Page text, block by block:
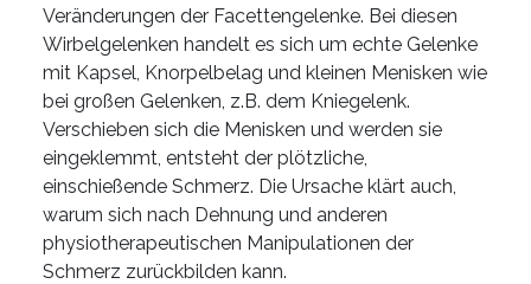
Veränderungen der Facettengelenke. Bei diesen
Wirbelgelenken handelt es sich um echte Gelenke
mit Kapsel, Knorpelbelag und kleinen Menisken wie
bei großen Gelenken, z.B. dem Kniegelenk.
Verschieben sich die Menisken und werden sie
eingeklemmt, entsteht der plötzliche,
einschießende Schmerz. Die Ursache klärt auch,
warum sich nach Dehnung und anderen
physiotherapeutischen Manipulationen der
Schmerz zurückbilden kann.